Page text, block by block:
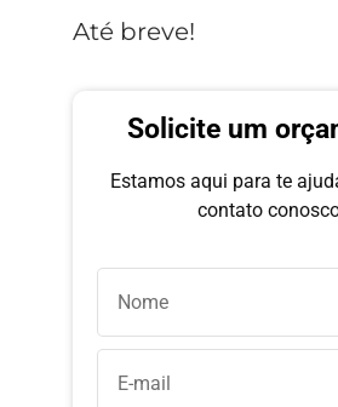
Até breve!
Solicite um
Estamos aqui para te
contato